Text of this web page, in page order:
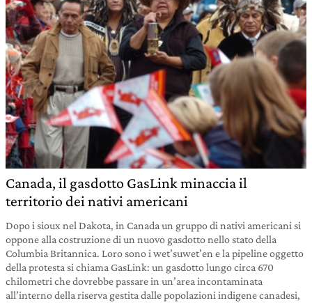
Canada, il gasdotto GasLink minaccia il
territorio dei nativi americani
Dopo i sioux nel Dakota, in Canada un gruppo di nativi americani si
oppone alla costruzione di un nuovo gasdotto nello stato della
Columbia Britannica. Loro sono i wet’suwet’en e la pipeline oggetto
della protesta si chiama GasLink: un gasdotto lungo circa 670
chilometri che dovrebbe passare in un’area incontaminata
all’interno della riserva gestita dalle popolazioni indigene canadesi,